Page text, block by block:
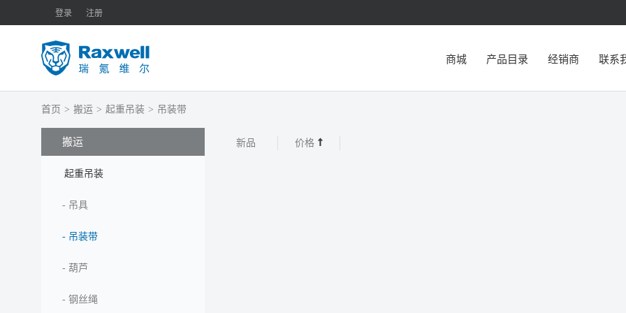
登录 注册
商城 产品目录 经销商 联系
首页 > 搬运 > 起重吊装 > 吊装带
搬运
起重吊装
- 吊具
- 吊装带
- 葫芦
- 钢丝绳
新品 价格